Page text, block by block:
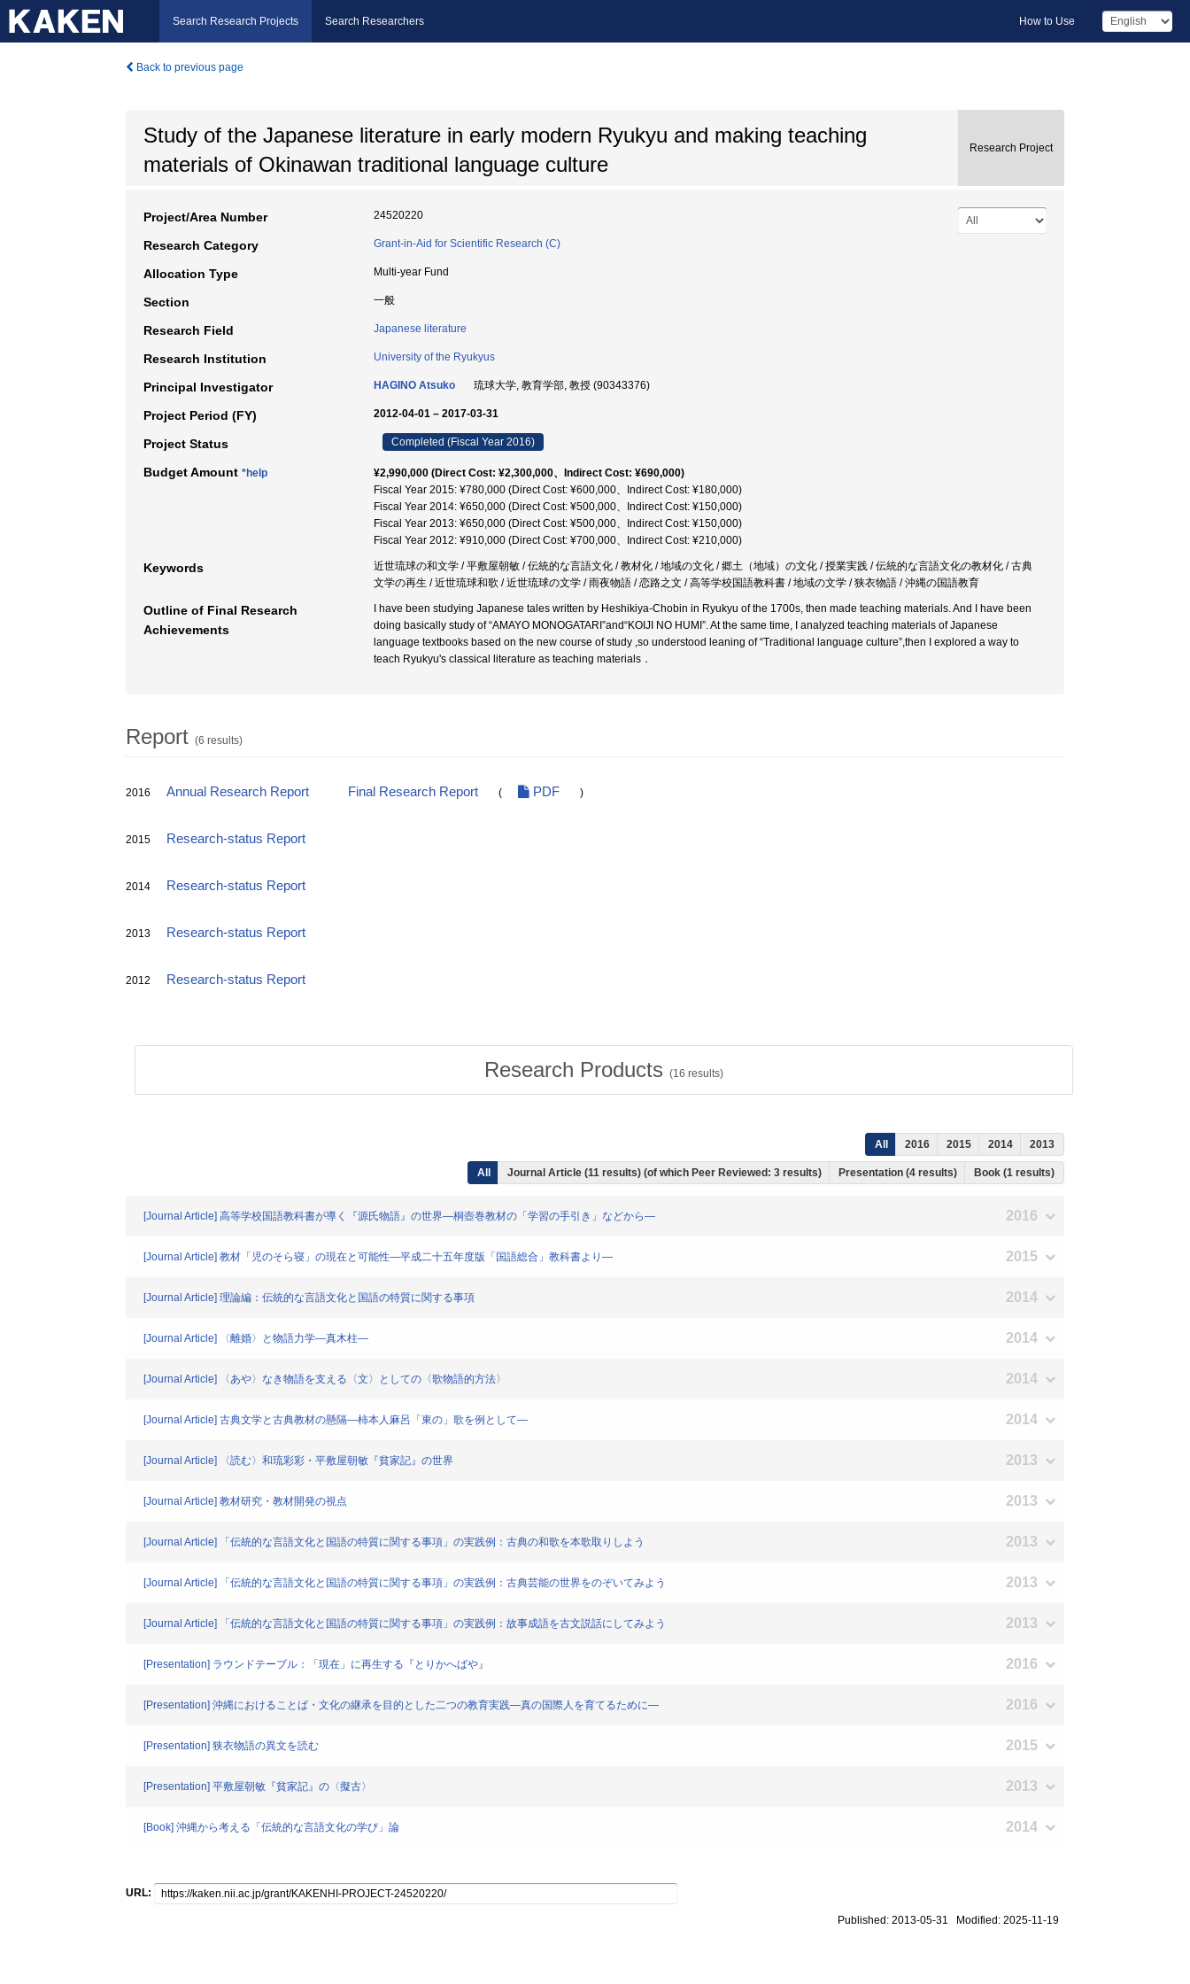
Search Research Projects Search Researchers How to Use
Back to previous page
Study of the Japanese literature in early modern Ryukyu and making teaching
materials of Okinawan traditional language culture
Research Project
Project/Area Number 24520220
Research Category Grant-in-Aid for Scientific Research (C)
Allocation Type Multi-year Fund
Section 一般
Research Field Japanese literature
Research Institution University of the Ryukyus
Principal Investigator HAGINO Atsuko 琉球大学, 教育学部, 教授 (90343376)
Project Period (FY) 2012-04-01 – 2017-03-31
Project Status Completed (Fiscal Year 2016)
Budget Amount *help
¥2,990,000 (Direct Cost: ¥2,300,000、Indirect Cost: ¥690,000)
Fiscal Year 2015: ¥780,000 (Direct Cost: ¥600,000、Indirect Cost: ¥180,000)
Fiscal Year 2014: ¥650,000 (Direct Cost: ¥500,000、Indirect Cost: ¥150,000)
Fiscal Year 2013: ¥650,000 (Direct Cost: ¥500,000、Indirect Cost: ¥150,000)
Fiscal Year 2012: ¥910,000 (Direct Cost: ¥700,000、Indirect Cost: ¥210,000)
Keywords
近世琉球の和文学 / 平敷屋朝敏 / 伝統的な言語文化 / 教材化 / 地域の文化 / 郷土（地域）の文化 / 授業実践 / 伝統的な言語文化の教材化 / 古典
文学の再生 / 近世琉球和歌 / 近世琉球の文学 / 雨夜物語 / 恋路之文 / 高等学校国語教科書 / 地域の文学 / 狭衣物語 / 沖縄の国語教育
Outline of Final Research
Achievements
I have been studying Japanese tales written by Heshikiya-Chobin in Ryukyu of the 1700s, then made teaching materials. And I have been
doing basically study of “AMAYO MONOGATARI”and“KOIJI NO HUMI”. At the same time, I analyzed teaching materials of Japanese
language textbooks based on the new course of study ,so understood leaning of “Traditional language culture”,then I explored a way to
teach Ryukyu's classical literature as teaching materials．
Report (6 results)
2016 Annual Research Report Final Research Report ( PDF )
2015 Research-status Report
2014 Research-status Report
2013 Research-status Report
2012 Research-status Report
Research Products (16 results)
All 2016 2015 2014 2013
All Journal Article (11 results) (of which Peer Reviewed: 3 results) Presentation (4 results) Book (1 results)
[Journal Article] 高等学校国語教科書が導く『源氏物語』の世界―桐壺巻教材の「学習の手引き」などから― 2016
[Journal Article] 教材「児のそら寝」の現在と可能性―平成二十五年度版「国語総合」教科書より― 2015
[Journal Article] 理論編：伝統的な言語文化と国語の特質に関する事項 2014
[Journal Article] 〈離婚〉と物語力学―真木柱― 2014
[Journal Article] 〈あや〉なき物語を支える〈文〉としての〈歌物語的方法〉 2014
[Journal Article] 古典文学と古典教材の懸隔―柿本人麻呂「東の」歌を例として― 2014
[Journal Article] 〈読む〉和琉彩彩・平敷屋朝敏『貧家記』の世界 2013
[Journal Article] 教材研究・教材開発の視点 2013
[Journal Article] 「伝統的な言語文化と国語の特質に関する事項」の実践例：古典の和歌を本歌取りしよう 2013
[Journal Article] 「伝統的な言語文化と国語の特質に関する事項」の実践例：古典芸能の世界をのぞいてみよう 2013
[Journal Article] 「伝統的な言語文化と国語の特質に関する事項」の実践例：故事成語を古文説話にしてみよう 2013
[Presentation] ラウンドテーブル：「現在」に再生する『とりかへばや』 2016
[Presentation] 沖縄におけることば・文化の継承を目的とした二つの教育実践―真の国際人を育てるために― 2016
[Presentation] 狭衣物語の異文を読む 2015
[Presentation] 平敷屋朝敏『貧家記』の〈擬古〉 2013
[Book] 沖縄から考える「伝統的な言語文化の学び」論 2014
URL:
Published: 2013-05-31 Modified: 2025-11-19